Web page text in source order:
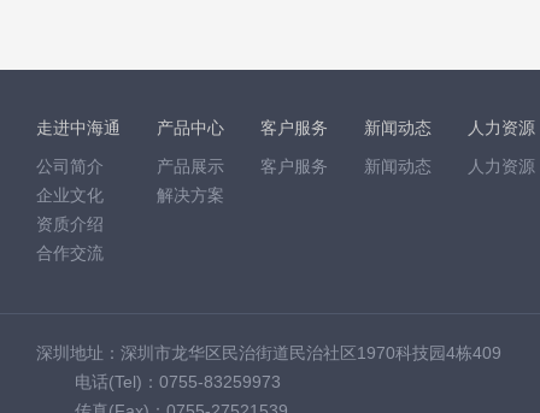
走进中海通
公司简介
企业文化
资质介绍
合作交流
产品中心
产品展示
解决方案
客户服务
客户服务
新闻动态
新闻动态
人力资源
人力资源
深圳地址：深圳市龙华区民治街道民治社区1970科技园4栋409
电话(Tel)：0755-83259973